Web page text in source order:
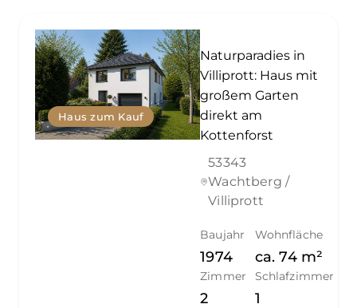
Haus zum Kauf
Naturparadies in
Villiprott: Haus mit
großem Garten
direkt am
Kottenforst
53343
Wachtberg /
Villiprott
Baujahr
1974
Wohnfläche
ca. 74 m²
Zimmer
2
Schlafzimmer
1